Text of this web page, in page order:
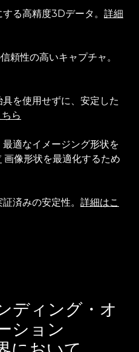
る高精度3Dデータ。 詳細
頼性の高いキャプチャ。
を使用せずに、安定した
ら
適なイメージング形状を
画像形状を最適化するため
済みの安定性。 詳細はこ
ディング・オ
ション